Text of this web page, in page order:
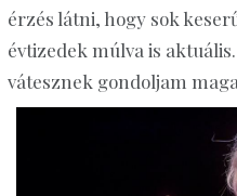
érzés látni, hogy sok
évtizedek múlva is
vátesznek gondoljam